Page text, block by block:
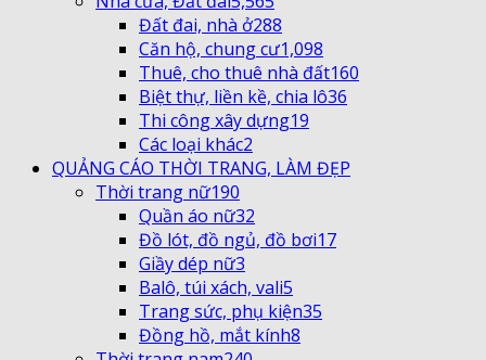
Đất đai, nhà ở288
Căn hộ, chung cư1,098
Thuê, cho thuê nhà đất160
Biệt thự, liền kề, chia lô36
Thi công xây dựng19
Các loại khác2
QUẢNG CÁO THỜI TRANG, LÀM ĐẸP
Thời trang nữ190
Quần áo nữ32
Đồ lót, đồ ngủ, đồ bơi17
Giầy dép nữ3
Balô, túi xách, vali5
Trang sức, phụ kiện35
Đồng hồ, mắt kính8